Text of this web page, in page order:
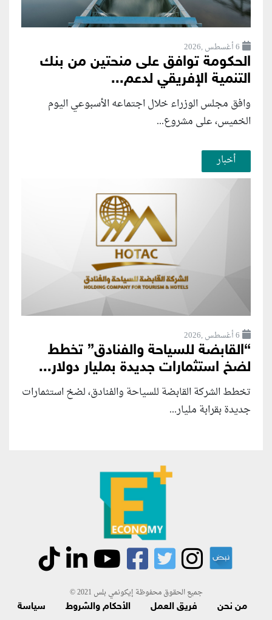
6 أغسطس ,2026
الحكومة توافق على منحتين من بنك
التنمية الإفريقي لدعم...
وافق مجلس الوزراء خلال اجتماعه الأسبوعي اليوم
الخميس، على مشروع...
أخبار
6 أغسطس ,2026
“القابضة للسياحة والفنادق” تخطط
لضخ استثمارات جديدة بمليار دولار...
تخطط الشركة القابضة للسياحة والفنادق، لضخ استثمارات
جديدة بقرابة مليار...
جميع الحقوق محفوظة إيكونمي بلس 2021 ©
من نحن فريق العمل الأحكام والشروط
سياسة